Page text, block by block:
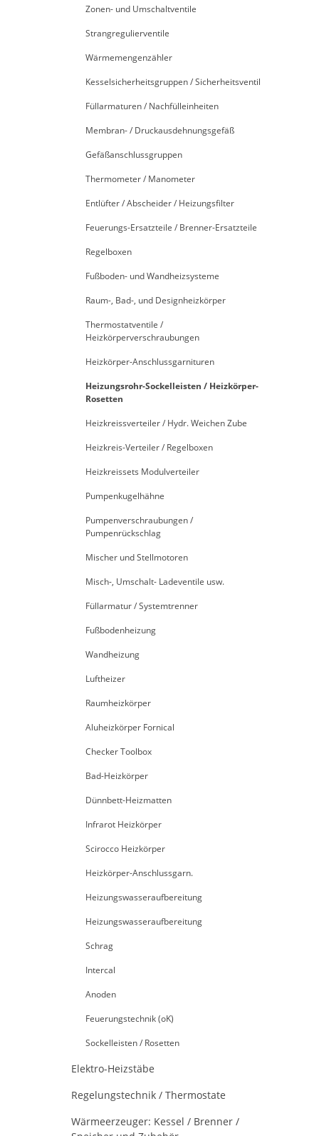
Zonen- und Umschaltventile
Strangregulierventile
Wärmemengenzähler
Kesselsicherheitsgruppen / Sicherheitsventil
Füllarmaturen / Nachfülleinheiten
Membran- / Druckausdehnungsgefäß
Gefäßanschlussgruppen
Thermometer / Manometer
Entlüfter / Abscheider / Heizungsfilter
Feuerungs-Ersatzteile / Brenner-Ersatzteile
Regelboxen
Fußboden- und Wandheizsysteme
Raum-, Bad-, und Designheizkörper
Thermostatventile /
Heizkörperverschraubungen
Heizkörper-Anschlussgarnituren
Heizungsrohr-Sockelleisten / Heizkörper-
Rosetten
Heizkreissverteiler / Hydr. Weichen Zube
Heizkreis-Verteiler / Regelboxen
Heizkreissets Modulverteiler
Pumpenkugelhähne
Pumpenverschraubungen /
Pumpenrückschlag
Mischer und Stellmotoren
Misch-, Umschalt- Ladeventile usw.
Füllarmatur / Systemtrenner
Fußbodenheizung
Wandheizung
Luftheizer
Raumheizkörper
Aluheizkörper Fornical
Checker Toolbox
Bad-Heizkörper
Dünnbett-Heizmatten
Infrarot Heizkörper
Scirocco Heizkörper
Heizkörper-Anschlussgarn.
Heizungswasseraufbereitung
Heizungswasseraufbereitung
Schrag
Intercal
Anoden
Feuerungstechnik (oK)
Sockelleisten / Rosetten
Elektro-Heizstäbe
Regelungstechnik / Thermostate
Wärmeerzeuger: Kessel / Brenner /